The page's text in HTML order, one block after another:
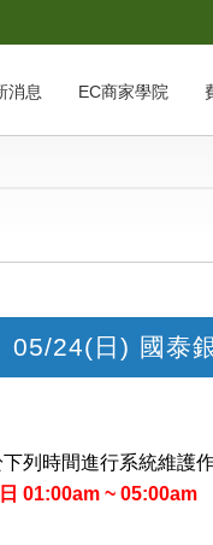
消息 EC商家學院
05/24(日) 國泰
列時間進行系統維護作
01:00am ~ 05:00am